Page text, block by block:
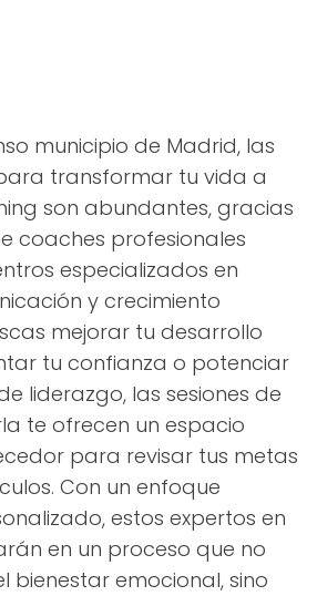
municipio de Madrid, las
transformar tu vida a
son abundantes, gracias
coaches profesionales
especializados en
y crecimiento
mejorar tu desarrollo
tu confianza o potenciar
liderazgo, las sesiones de
te ofrecen un espacio
para revisar tus metas
Con un enfoque
estos expertos en
en un proceso que no
bienestar emocional, sino